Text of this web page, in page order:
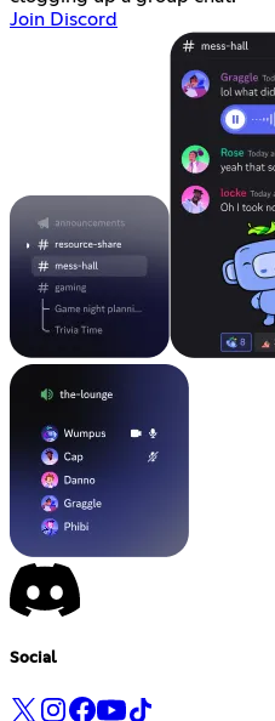
Join Discord
Social